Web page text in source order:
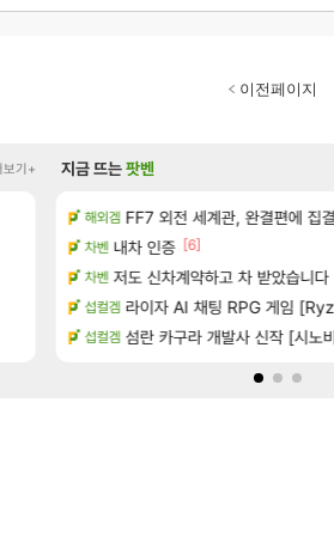
이전페이지
보기+
메이플 와 ㅁㅊ 컴플뜸ㅋㅋ [65]
메이플 이적자 숙코 시ㅡ발련아
로아 완갑 정보 초스피드 효율 요약 [45]
로아 퍼클영상 보다 현타오네 [90]
로아 벨가 1관 잡히는거 먼가 좀 몬가
지금 뜨는팟벤
해외겜 FF7 외전 세계관, 완결편에 집결
차벤 내차 인증 [6]
차벤 저도 신차계약하고 차 받았습니다
섭컬겜 라이자 AI 채팅 RPG 게임
섭컬겜 섬란 카구라 개발사 신작 [시노비